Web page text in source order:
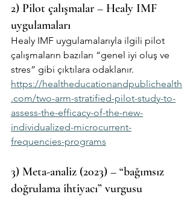
2) Pilot çalışmalar – Healy IMF
uygulamaları
Healy IMF uygulamalarıyla ilgili pilot
çalışmaların bazıları “genel iyi oluş ve
stres” gibi çıktılara odaklanır.
https://healtheducationandpublichealth
.com/two-arm-stratified-pilot-study-to-
assess-the-efficacy-of-the-new-
individualized-microcurrent-
frequencies-programs
3) Meta-analiz (2023) – “bağımsız
doğrulama ihtiyacı” vurgusu